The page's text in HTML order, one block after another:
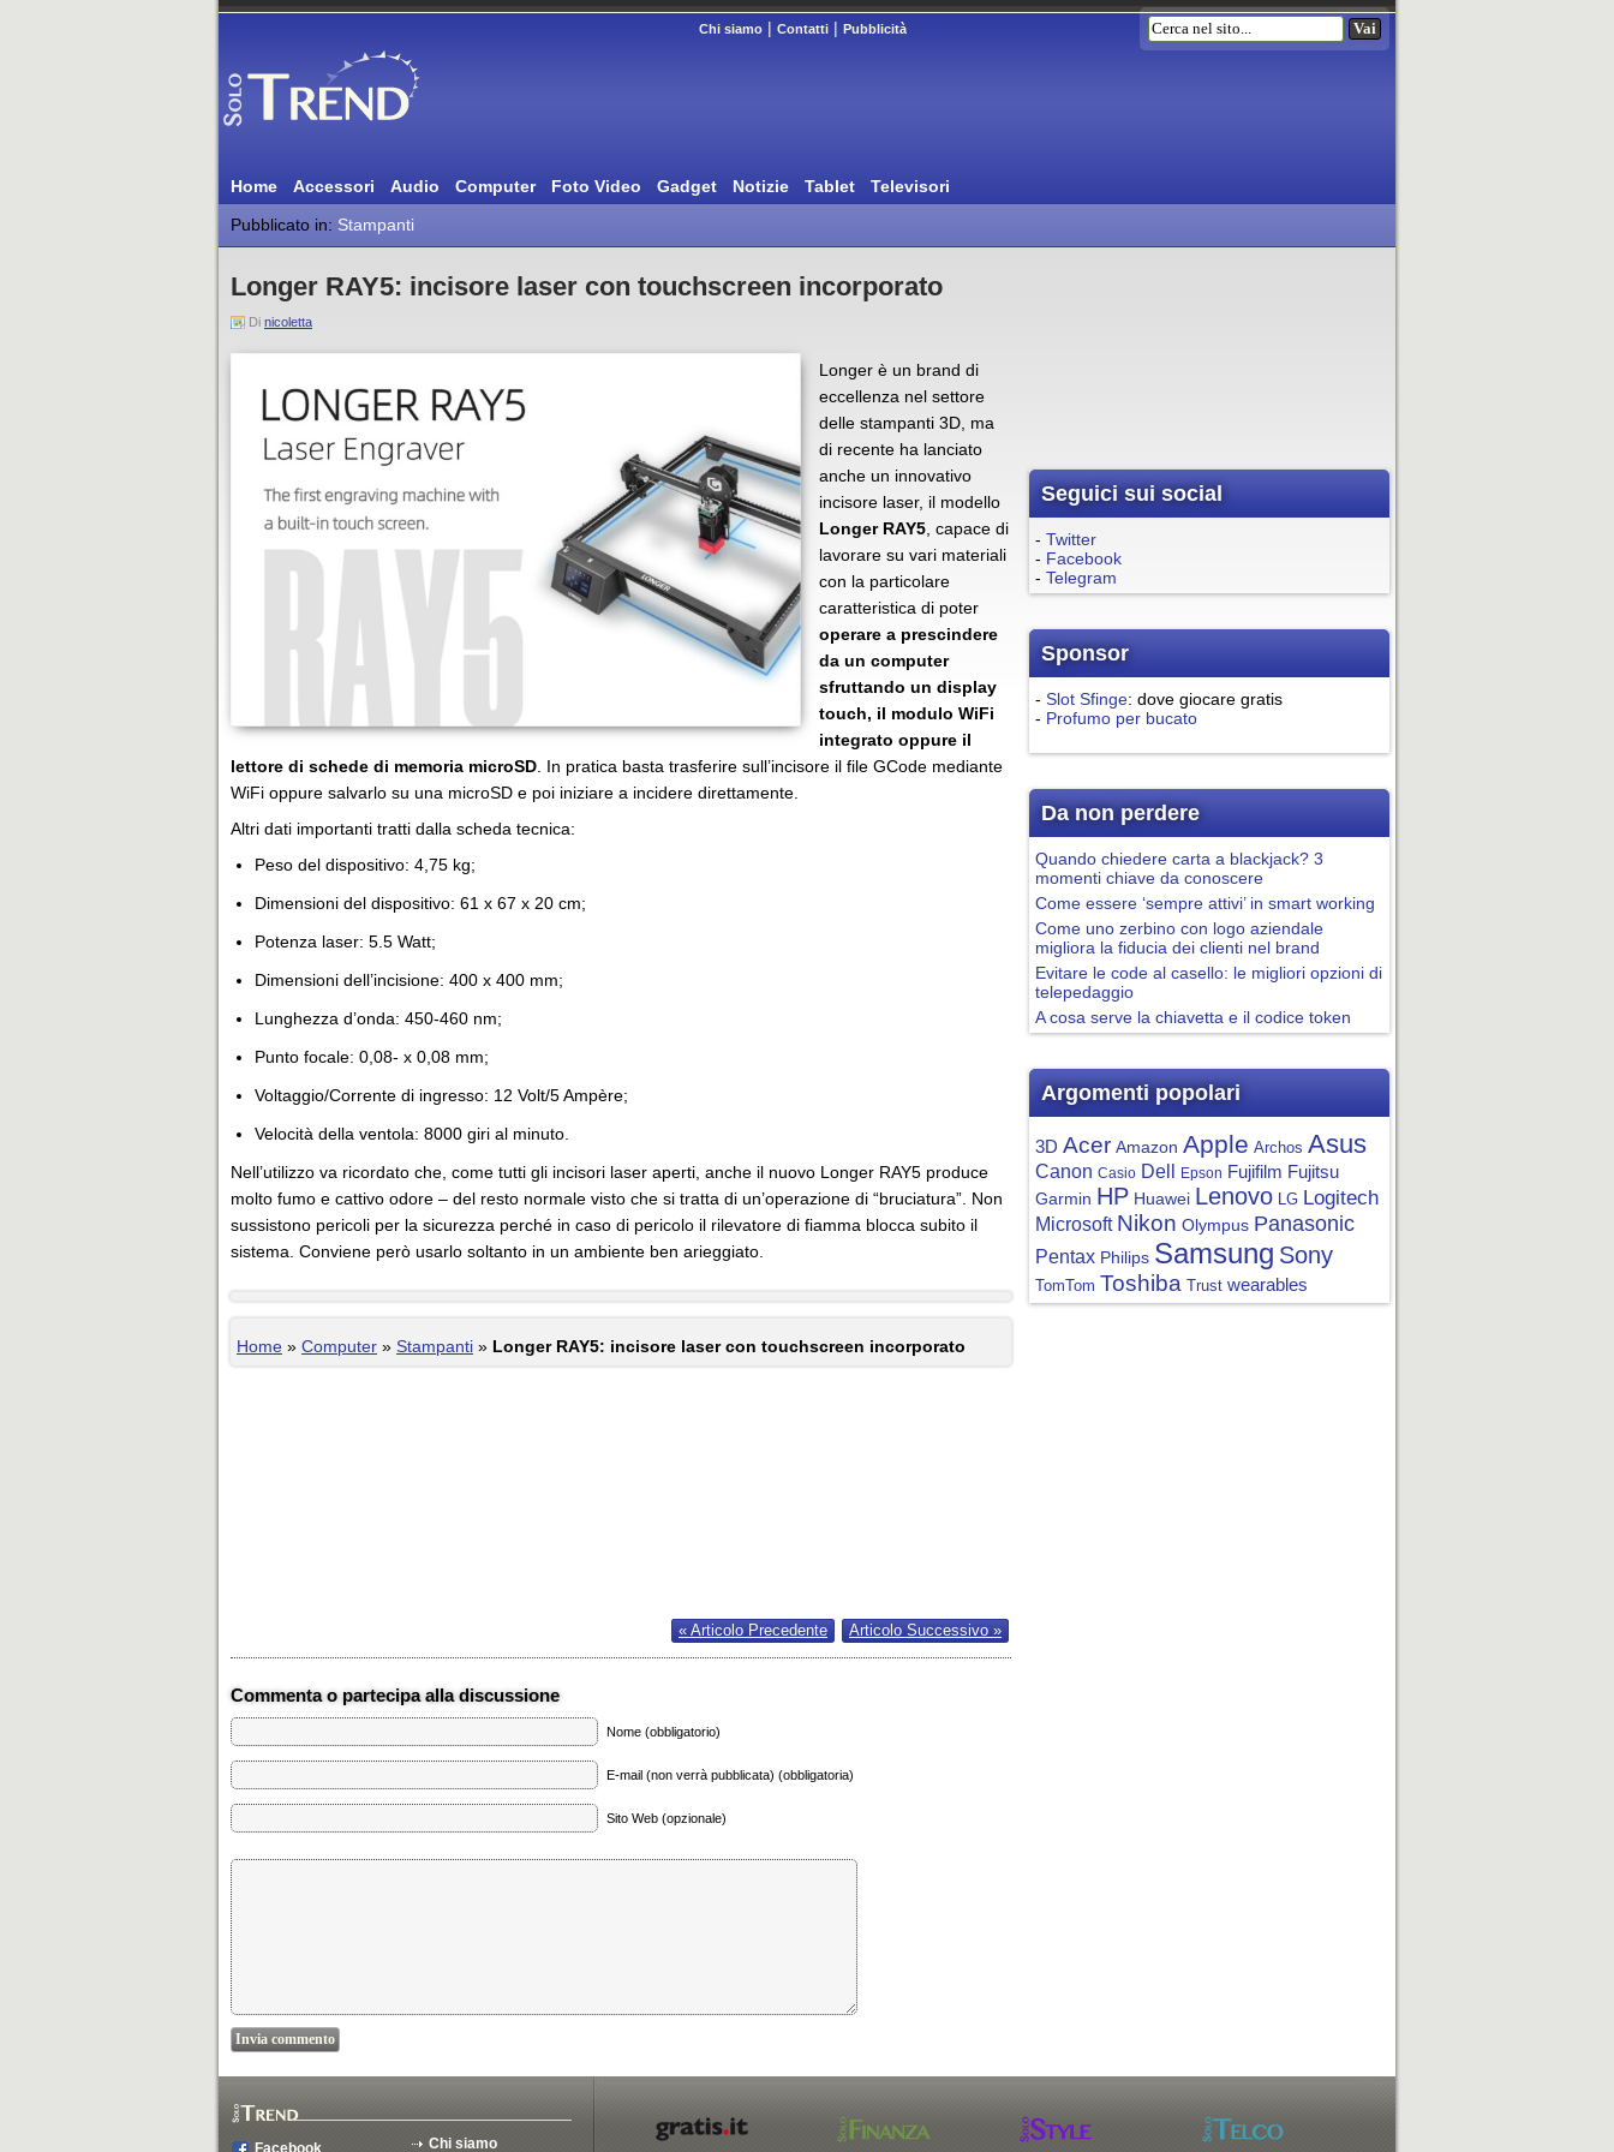
Chi siamo | Contatti | Pubblicità
Home Accessori Audio Computer Foto Video Gadget Notizie Tablet
Televisori
Pubblicato in: Stampanti
Longer RAY5: incisore laser con touchscreen incorporato
Di nicoletta
Longer è un brand di
eccellenza nel settore
delle stampanti 3D, ma
di recente ha lanciato
anche un innovativo
incisore laser, il modello
Longer RAY5 , capace di
lavorare su vari materiali
con la particolare
caratteristica di poter
operare a prescindere
da un computer
sfruttando un display
touch, il modulo WiFi
integrato oppure il
lettore di schede di memoria microSD . In pratica basta trasferire sull’incisore il file GCode mediante
WiFi oppure salvarlo su una microSD e poi iniziare a incidere direttamente.
Altri dati importanti tratti dalla scheda tecnica:
Peso del dispositivo: 4,75 kg;
Dimensioni del dispositivo: 61 x 67 x 20 cm;
Potenza laser: 5.5 Watt;
Dimensioni dell’incisione: 400 x 400 mm;
Lunghezza d’onda: 450-460 nm;
Punto focale: 0,08- x 0,08 mm;
Voltaggio/Corrente di ingresso: 12 Volt/5 Ampère;
Velocità della ventola: 8000 giri al minuto.
Nell’utilizzo va ricordato che, come tutti gli incisori laser aperti, anche il nuovo Longer RAY5 produce
molto fumo e cattivo odore – del resto normale visto che si tratta di un’operazione di “bruciatura”. Non
sussistono pericoli per la sicurezza perché in caso di pericolo il rilevatore di fiamma blocca subito il
sistema. Conviene però usarlo soltanto in un ambiente ben arieggiato.
Home » Computer » Stampanti » Longer RAY5: incisore laser con touchscreen incorporato
« Articolo Precedente Articolo Successivo »
Commenta o partecipa alla discussione
Nome (obbligatorio)
E-mail (non verrà pubblicata) (obbligatoria)
Sito Web (opzionale)
Seguici sui social
- Twitter
- Facebook
- Telegram
Sponsor
- Slot Sfinge: dove giocare gratis
- Profumo per bucato
Da non perdere
Quando chiedere carta a blackjack? 3
momenti chiave da conoscere
Come essere ‘sempre attivi’ in smart working
Come uno zerbino con logo aziendale
migliora la fiducia dei clienti nel brand
Evitare le code al casello: le migliori opzioni di
telepedaggio
A cosa serve la chiavetta e il codice token
Argomenti popolari
3D Acer Amazon Apple Archos Asus
Canon Casio Dell Epson Fujifilm Fujitsu
Garmin HP Huawei Lenovo LG Logitech
Microsoft Nikon Olympus Panasonic
Pentax Philips Samsung Sony
TomTom Toshiba Trust wearables
Facebook Chi siamo